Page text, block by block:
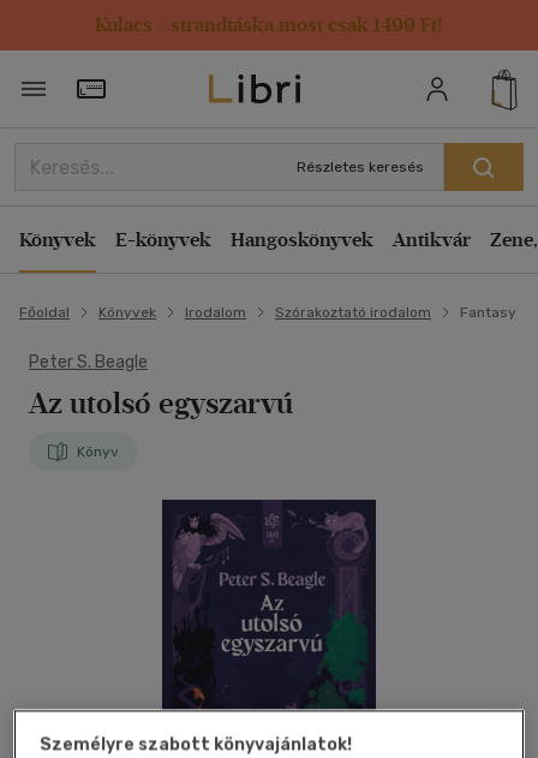
Kulacs / strandtáska most csak 1499 Ft!
Törzsvásárlói Kártya adatai
Részletes keresés
Könyvek E-könyvek Hangoskönyvek Antikvár
Főoldal Könyvek Irodalom Szórakoztató irodalom Fantasy
Peter S. Beagle
Az utolsó egyszarvú
Könyv
Személyre szabott könyvajánlatok!